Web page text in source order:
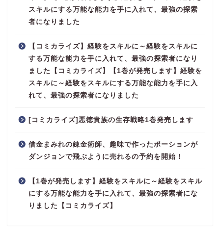
スキルにする万能な能力を手に入れて、最強の探索
者になりました
【コミカライズ】経験をスキルに～経験をスキルに
する万能な能力を手に入れて、最強の探索者になり
ました【コミカライズ】【1巻が発売します】経験を
スキルに～経験をスキルにする万能な能力を手に入
れて、最強の探索者になりました
[コミカライズ]悪徳貴族の生存戦略1巻発売します
借金まみれの錬金術師、趣味で作ったポーションが
ダンジョンで飛ぶように売れるの予約を開始！
【1巻が発売します】経験をスキルに～経験をスキル
にする万能な能力を手に入れて、最強の探索者にな
りました【コミカライズ】